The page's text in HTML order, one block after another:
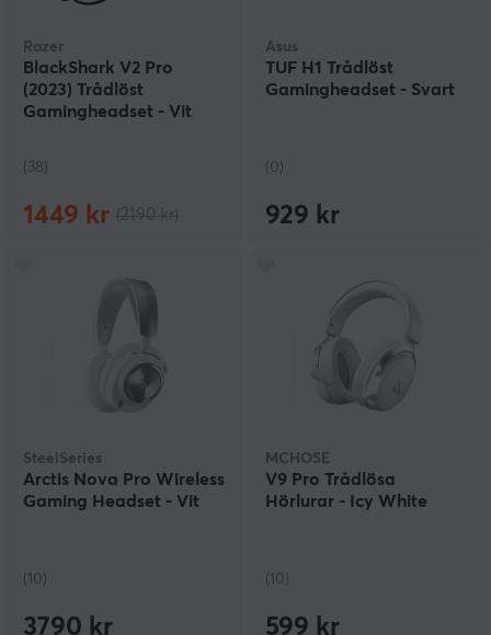
Razer
BlackShark V2 Pro
(2023) Trådlöst
Gamingheadset - Vit
(38)
1449 kr
Asus
TUF H1 Trådlöst
Gamingheadset - Svart
(0)
929 kr
SteelSeries
Arctis Nova Pro Wireless
Gaming Headset - Vit
(10)
3790 kr
MCHOSE
V9 Pro Trådlösa
Hörlurar - Icy White
(10)
599 kr